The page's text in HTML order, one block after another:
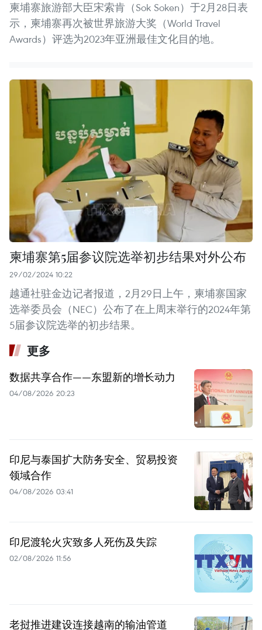
柬埔寨旅游部大臣宋索肯（Sok Soken）于2月28日表
示，柬埔寨再次被世界旅游大奖（World Travel
Awards）评选为2023年亚洲最佳文化目的地。
柬埔寨第5届参议院选举初步结果对外公布
29/02/2024 10:22
越通社驻金边记者报道，2月29日上午，柬埔寨国家
选举委员会（NEC）公布了在上周末举行的2024年第
5届参议院选举的初步结果。 ​
更多
数据共享合作——东盟新的增长动力
04/08/2026 20:23
印尼与泰国扩大防务安全、贸易投资
领域合作
04/08/2026 03:41
印尼渡轮火灾致多人死伤及失踪
02/08/2026 11:56
老挝推进建设连接越南的输油管道